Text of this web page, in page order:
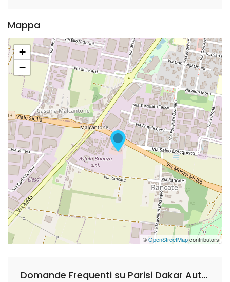
Mappa
+
−
©OpenStreetMapcontributors
Domande Frequenti su Parisi Dakar Autosalone Service